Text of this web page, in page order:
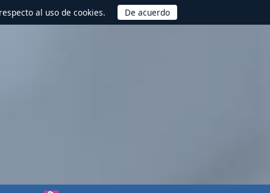
al uso de cookies.